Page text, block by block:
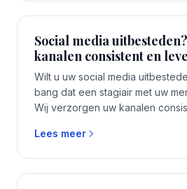
Social media
kanalen consistent en
Wilt u uw social media
bang dat een stagiair met uw
Wij verzorgen uw kanalen
en u zit nergens aan vast. Eén
Lees meer